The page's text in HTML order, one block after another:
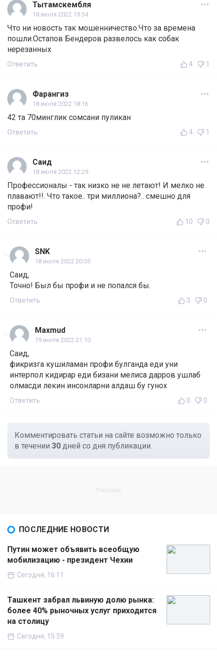
Тытамскембля
18 июля 2022 19:34
Что ни новость так мошенничество.Что за времена
пошли.Остапов Бендеров развелось как собак
нерезанных
Ответить 4 1
Фарангиз
18 июля 2022 18:16
42 та 70минглик сомсани пуликан
Ответить 4 1
Саид
18 июля 2022 12:29
Профессионалы - так низко не не летают! И мелко не
плавают!!. Что такое.. три миллиона?.. смешно для
профи!
Ответить 10 0
SNK
18 июля 2022 20:05
Саид,
Точно! Был бы профи и не попался бы.
Ответить 3 0
Maxmud
19 июля 2022 21:10
Саид,
фикризга кушиламан профи булганда еди уни
интерпол кидирар еди бизани мелиса дарров ушлаб
олмасди лекин инсонларни алдаш бу гунох
Ответить 0 0
Комментировать статьи на сайте возможно только
в течении 30 дней со дня публикации.
ПОСЛЕДНИЕ НОВОСТИ
Путин может объявить всеобщую
мобилизацию - президент Чехии
Сегодня, 16:11
Ташкент забрал львиную долю рынка:
более 40% рыночных услуг приходится
на столицу
Сегодня, 15:59